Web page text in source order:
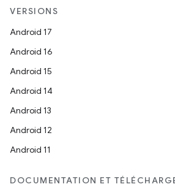
VERSIONS
Android 17
Android 16
Android 15
Android 14
Android 13
Android 12
Android 11
DOCUMENTATION ET